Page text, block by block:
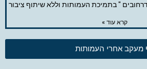
קרא עוד »
מעקב אחרי העמותות